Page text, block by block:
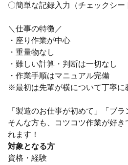
〇簡単な記録入力（チェックシー
＼仕事の特徴／
・座り作業が中心
・重量物なし
・難しい計算・判断は一切なし
・作業手順はマニュアル完備
※最初は先輩が横について丁寧に
「製造のお仕事が初めて」「ブラ
そんな方も、コツコツ作業が好
れます！
対象となる方
資格・経験